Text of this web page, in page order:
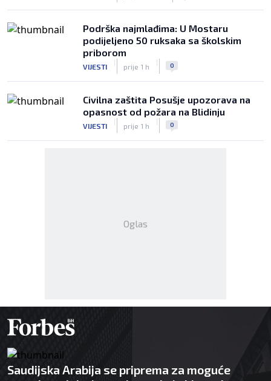
Podrška najmlađima: U Mostaru
podijeljeno 50 ruksaka sa školskim
priborom
VIJESTI
|
prije 1 h
| 0
Civilna zaštita Posušje upozorava na
opasnost od požara na Blidinju
VIJESTI
|
prije 1 h
| 0
Oglas
Saudijska Arabija se priprema za moguće